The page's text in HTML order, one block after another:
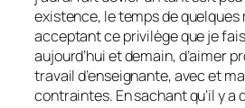
existence, le temps de quelques
acceptant ce privilège que je
aujourd’hui et demain, d’aimer
travail d’enseignante, avec et
contraintes. En sachant qu’il y a